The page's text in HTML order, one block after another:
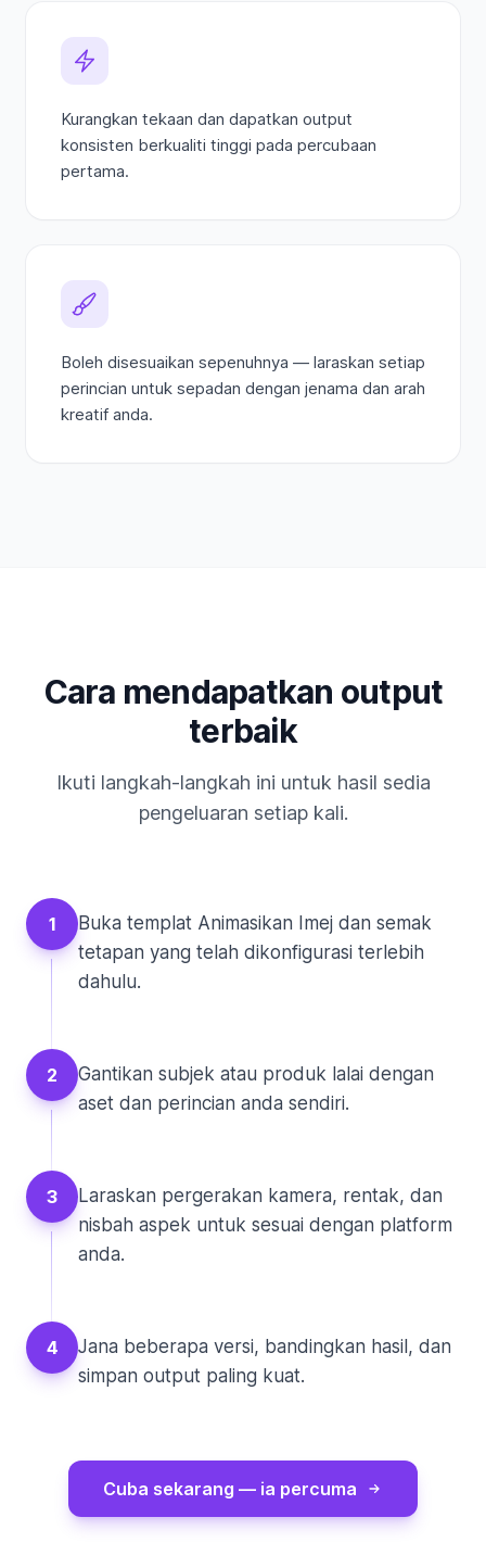
Kurangkan tekaan dan dapatkan output
konsisten berkualiti tinggi pada percubaan
pertama.
Boleh disesuaikan sepenuhnya — laraskan setiap
perincian untuk sepadan dengan jenama dan arah
kreatif anda.
Cara mendapatkan output
terbaik
Ikuti langkah-langkah ini untuk hasil sedia
pengeluaran setiap kali.
1
Buka templat Animasikan Imej dan semak
tetapan yang telah dikonfigurasi terlebih
dahulu.
2
Gantikan subjek atau produk lalai dengan
aset dan perincian anda sendiri.
3
Laraskan pergerakan kamera, rentak, dan
nisbah aspek untuk sesuai dengan platform
anda.
4
Jana beberapa versi, bandingkan hasil, dan
simpan output paling kuat.
Cuba sekarang — ia percuma